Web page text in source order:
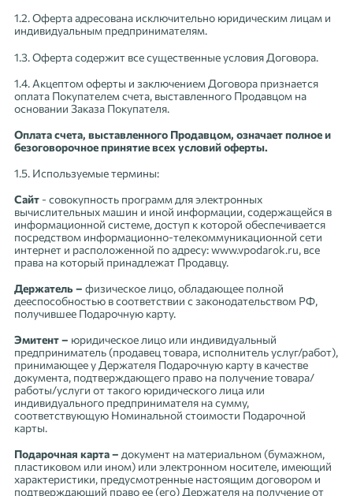
1.2. Оферта адресована исключительно юридическим лицам и
индивидуальным предпринимателям.
1.3. Оферта содержит все существенные условия Договора.
1.4. Акцептом оферты и заключением Договора признается
оплата Покупателем счета, выставленного Продавцом на
основании Заказа Покупателя.
Оплата счета, выставленного Продавцом, означает полное и
безоговорочное принятие всех условий оферты.
1.5. Используемые термины:
Сайт - совокупность программ для электронных
вычислительных машин и иной информации, содержащейся в
информационной системе, доступ к которой обеспечивается
посредством информационно-телекоммуникационной сети
интернет и расположенной по адресу: www.vpodarok.ru, все
права на который принадлежат Продавцу.
Держатель – физическое лицо, обладающее полной
дееспособностью в соответствии с законодательством РФ,
получившее Подарочную карту.
Эмитент – юридическое лицо или индивидуальный
предприниматель (продавец товара, исполнитель услуг/работ),
принимающее у Держателя Подарочную карту в качестве
документа, подтверждающего право на получение товара/
работы/услуги от такого юридического лица или
индивидуального предпринимателя на сумму,
соответствующую Номинальной стоимости Подарочной
карты.
Подарочная карта – документ на материальном (бумажном,
пластиковом или ином) или электронном носителе, имеющий
характеристики, предусмотренные настоящим договором и
подтверждающий право ее (его) Держателя на получение от